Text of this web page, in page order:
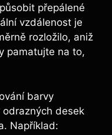
přepálené
vzdálenost je
rozložilo, aniž
pamatujte ⁢na to,
barvy
desek
⁣Například: